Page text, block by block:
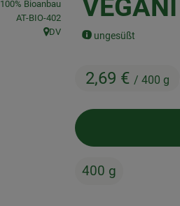
VEGANI
ungesüßt
2,69 € / 400 g
100% Bioanbau
, Kontrollstelle:
AT-BIO-402
, Herkunft:
DV
400 g